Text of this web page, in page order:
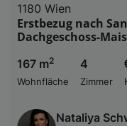
1180 Wien
Erstbezug nach
Dachgeschoss-
167 m2
Wohnfläche
4
Zimmer
Nataliya